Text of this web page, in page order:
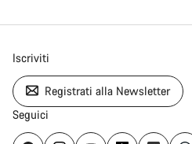
Iscriviti
Registrati alla Newsletter
Seguici